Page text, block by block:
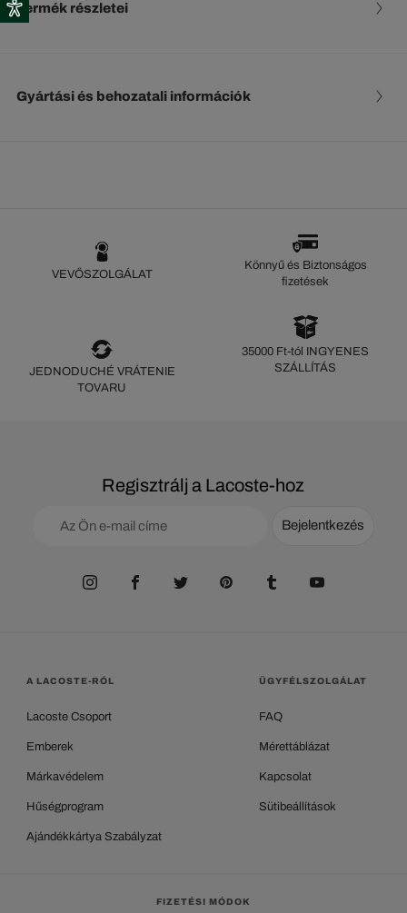
Termék részletei
Gyártási és behozatali információk
VEVŐSZOLGÁLAT
Könnyű és Biztonságos
fizetések
JEDNODUCHÉ VRÁTENIE
TOVARU
35000 Ft-tól INGYENES
SZÁLLÍTÁS
Regisztrálj a Lacoste-hoz
Bejelentkezés
A LACOSTE-RÓL
Lacoste Csoport
Emberek
Márkavédelem
Hűségprogram
Ajándékkártya Szabályzat
ÜGYFÉLSZOLGÁLAT
FAQ
Mérettáblázat
Kapcsolat
Sütibeállítások
FIZETÉSI MÓDOK